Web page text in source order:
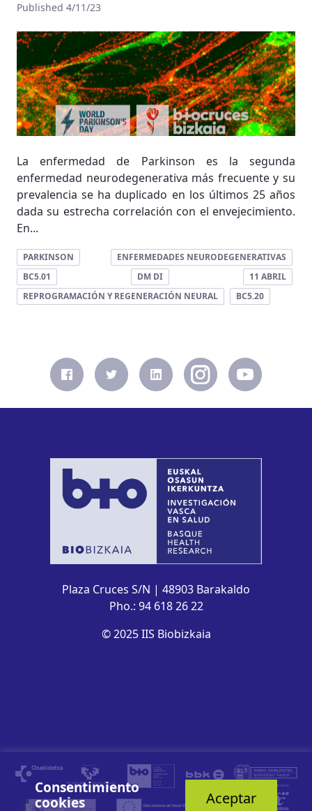
Published 4/11/23
La enfermedad de Parkinson es la segunda
enfermedad neurodegenerativa más frecuente y su
prevalencia se ha duplicado en los últimos 25 años
dada su estrecha correlación con el envejecimiento.
En...
PARKINSON
ENFERMEDADES NEURODEGENERATIVAS
BC5.01
DM DI
11 ABRIL
REPROGRAMACIÓN Y REGENERACIÓN NEURAL
BC5.20
Plaza Cruces S/N | 48903 Barakaldo
Pho.: 94 618 26 22
© 2025 IIS Biobizkaia
Consentimiento
cookies
Aceptar